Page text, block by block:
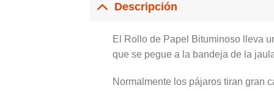
Descripción
El Rollo de Papel Bituminoso lleva
que se pegue a la bandeja de la
Normalmente los pájaros tiran gran